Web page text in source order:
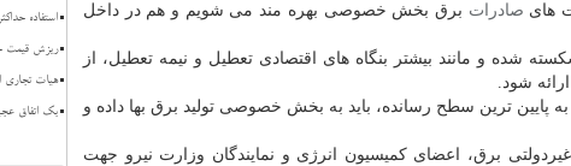
های صادرات برق بخش خصوصی بهره مند می شویم و هم در داخل
شده و مانند بیشتر بنگاه های اقتصادی تعطیل و نیمه تعطیل، از
شود.
به پایین ترین سطح رسانده، باید به بخش خصوصی تولید برق بها داده و
برق، اعضای كمیسیون انرژی و نمایندگان وزارت نیرو جهت
استفاده
ریزش قیمت
هیات تجاری
بک اتفاق